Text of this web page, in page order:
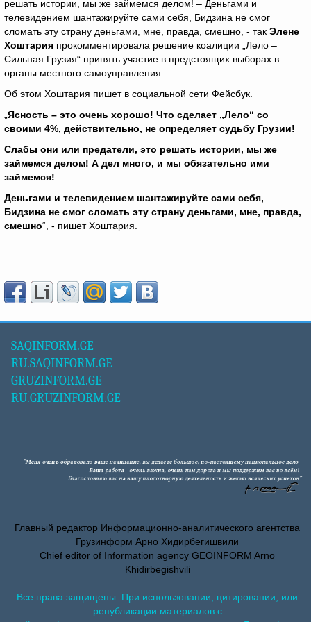
решать истории, мы же займемся делом! – Деньгами и
телевидением шантажируйте сами себя, Бидзина не смог
сломать эту страну деньгами, мне, правда, смешно, - так Элене
Хоштария прокомментировала решение коалиции „Лело –
Сильная Грузия“ принять участие в предстоящих выборах в
органы местного самоуправления.
Об этом Хоштария пишет в социальной сети Фейсбук.
Ясность – это очень хорошо! Что сделает „Лело“ со
своими 4%, действительно, не определяет судьбу Грузии!
Слабы они или предатели, это решать истории, мы же
займемся делом! А дел много, и мы обязательно ими
займемся!
Деньгами и телевидением шантажируйте сами себя,
Бидзина не смог сломать эту страну деньгами, мне, правда,
смешно“, - пишет Хоштария.
SAQINFORM.GE
RU.SAQINFORM.GE
GRUZINFORM.GE
RU.GRUZINFORM.GE
Главный редактор Информационно-аналитического агентства
Грузинформ Арно Хидирбегишвили
Chief editor of Information agency GEOINFORM Arno
Khidirbegishvili
Все права защищены. При использовании, цитировании, или
републикации материалов с